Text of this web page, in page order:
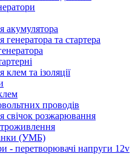
акумулятора
генератора та стартера
клем та ізоляції
проводів
свічок розжарювання
(УМБ)
- перетворювачі напруги 12v